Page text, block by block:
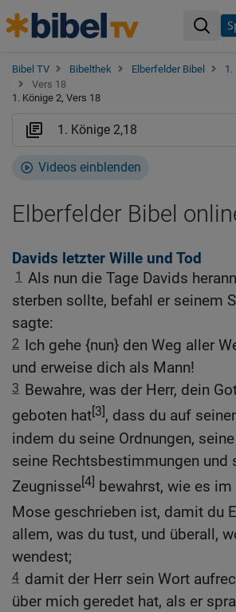
Bibel TV Bibelthek Elberfelder Bibel 1.
Vers 18
1. Könige 2, Vers 18
Videos einblenden
Elberfelder Bibel
Davids letzter Wille und Tod
1 Als nun die Tage Davids
sterben sollte, befahl er seinem
sagte:
2 Ich gehe {nun} den Weg aller
und erweise dich als Mann!
3 Bewahre, was der Herr, dein
geboten hat[3], dass du auf
indem du seine Ordnungen,
seine Rechtsbestimmungen und
Zeugnisse[4] bewahrst, wie es im
Mose geschrieben ist, damit du
allem, was du tust, und überall,
wendest;
4 damit der Herr sein Wort
über mich geredet hat, als er